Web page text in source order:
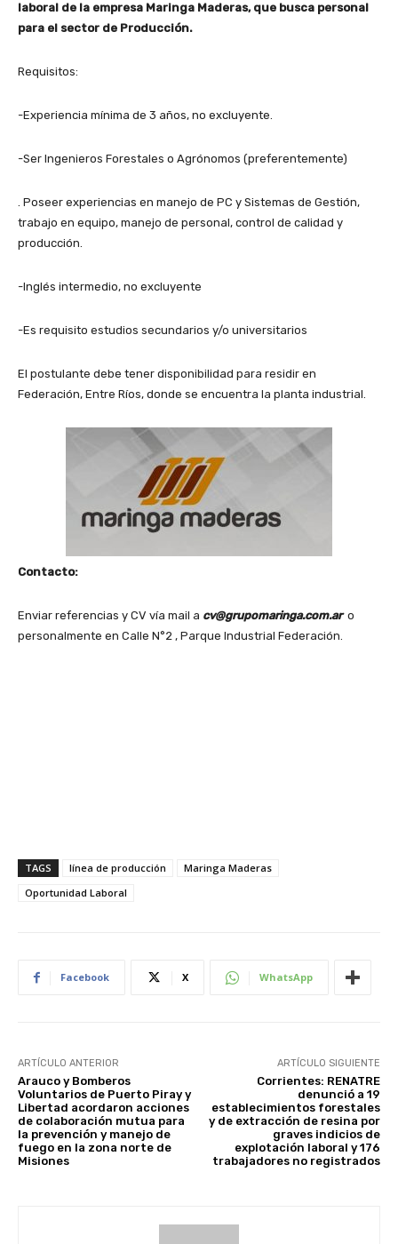
laboral de la empresa Maringa Maderas, que busca personal
para el sector de Producción.
Requisitos:
-Experiencia mínima de 3 años, no excluyente.
-Ser Ingenieros Forestales o Agrónomos (preferentemente)
. Poseer experiencias en manejo de PC y Sistemas de Gestión,
trabajo en equipo, manejo de personal, control de calidad y
producción.
-Inglés intermedio, no excluyente
-Es requisito estudios secundarios y/o universitarios
El postulante debe tener disponibilidad para residir en
Federación, Entre Ríos, donde se encuentra la planta industrial.
Contacto:
Enviar referencias y CV vía mail a cv@grupomaringa.com.ar o
personalmente en Calle N°2 , Parque Industrial Federación.
TAGS línea de producción
Maringa Maderas
Oportunidad Laboral
Facebook X WhatsApp
ARTÍCULO ANTERIOR
Arauco y Bomberos
Voluntarios de Puerto Piray y
Libertad acordaron acciones
de colaboración mutua para
la prevención y manejo de
fuego en la zona norte de
Misiones
ARTÍCULO SIGUIENTE
Corrientes: RENATRE
denunció a 19
establecimientos forestales
y de extracción de resina por
graves indicios de
explotación laboral y 176
trabajadores no registrados